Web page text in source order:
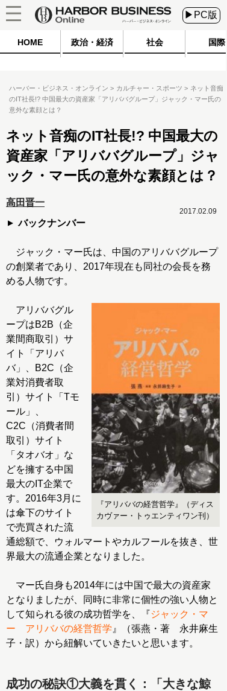
▶PC版
HOME 政治・経済 社会 国際
ハーバー・ビジネス・オンライン カルチャー・スポーツ
ネット音痴
のIT社長!? 中国最大の資産家「アリババグループ」ジャック・マー氏の
意外な素顔とは？
ネット音痴のIT社長!? 中国最大の
資産家「アリババグループ」ジャ
ック・マー氏の意外な素顔とは？
高田晋一
バックナンバー
2017.02.09
ジャック・マー氏は、中国のアリババグループ
の創業者であり、2017年現在も同社の会長を務
める人物です。
『アリババの経営哲学』（ディス
カヴァー・トゥエンティワン刊）
アリババグル
ープはB2B（企
業間商取引）サ
イト「アリバ
バ」、B2C（企
業対消費者取
引）サイト「Tモ
ール」、
C2C（消費者間
取引）サイト
「タオバオ」な
どを擁する中国
最大のIT企業で
す。2016年3月に
は傘下のサイト
で売買された流
通総額で、ウォルマートやカルフールを抜き、世
界最大の流通企業となりました。
マー氏自身も2014年には中国で最大の資産家
となりましたが、同時に非常に個性の強い人物と
して知られる彼の成功哲学を、『ジャック・マ
ー アリババの経営哲学 』（張燕・著 永井麻生
子・訳）から紐解いていきたいと思います。
成功の秘訣①大義を貫く：「大きな鯨